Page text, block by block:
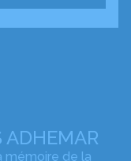
ADHEMAR
mémoire de la